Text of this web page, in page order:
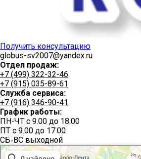
Получить консультацию
globus-sv2007@yandex.ru
Отдел продаж:
+7 (499) 322-32-46
+7 (915) 035-89-61
Служба сервиса:
+7 (916) 346-90-41
График работы:
ПН-ЧТ с 9.00 до 18.00
ПТ с 9.00 до 17.00
СБ-ВС выходной
Глобус Северо-Восток
Производственное предприятие в Мытищах